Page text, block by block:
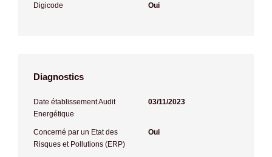
Digicode Oui
Diagnostics
Date établissement Audit
Energétique
03/11/2023
Concerné par un Etat des
Risques et Pollutions (ERP)
Oui